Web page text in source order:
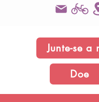
Junte-se a
Doe